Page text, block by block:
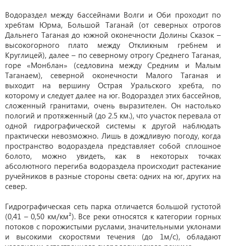
Водораздел между бассейнами Волги и Оби проходит по
хребтам Юрма, Большой Таганай (от северных отрогов
Дальнего Таганая до южной оконечности Долины Сказок –
высокогорного плато между Откликным гребнем и
Круглицей), далее – по северному отрогу Среднего Таганая,
горе «Монблан» (седловина между Средним и Малым
Таганаем), северной оконечности Малого Таганая и
выходит на вершину Острая Уральского хребта, по
которому и следует далее на юг. Водораздел этих бассейнов,
сложенный гранитами, очень выразителен. Он настолько
пологий и протяженный (до 2.5 км.), что участок перевала от
одной гидрографической системы к другой наблюдать
практически невозможно. Лишь в дождливую погоду, когда
пространство водораздела представляет собой сплошное
болото, можно увидеть, как в некоторых точках
абсолютного перегиба водораздела происходит растекание
ручейников в разные стороны света: одних на юг, других на
север.
Гидрографическая сеть парка отличается большой густотой
(0,41 – 0,50 км/км²). Все реки относятся к категории горных
потоков с порожистыми руслами, значительными уклонами
и высокими скоростями течения (до 1м/с), обладают